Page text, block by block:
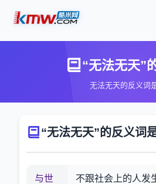
“无法无天”
无法无天的反义词
“无法无天”的反义词
与世
不跟社会上的人发